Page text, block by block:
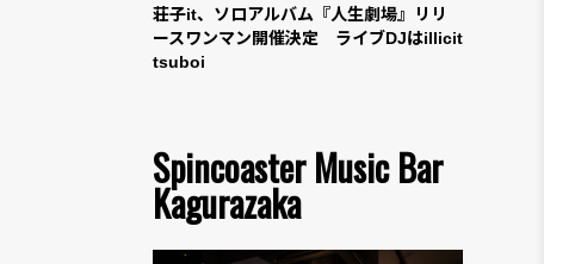
荘子it、ソロアルバム『人生劇場』リリ
ースワンマン開催決定 ライブDJはillicit
tsuboi
Spincoaster Music Bar
Kagurazaka